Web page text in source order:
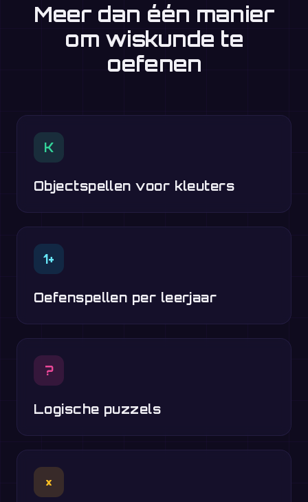
Meer dan één manier
om wiskunde te
oefenen
K
Objectspellen voor kleuters
1+
Oefenspellen per leerjaar
?
Logische puzzels
×